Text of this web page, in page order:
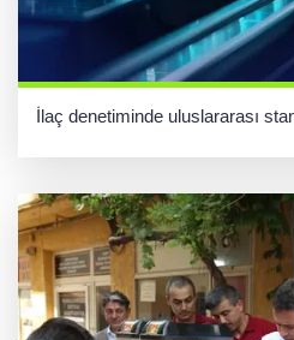
İlaç denetiminde uluslararası